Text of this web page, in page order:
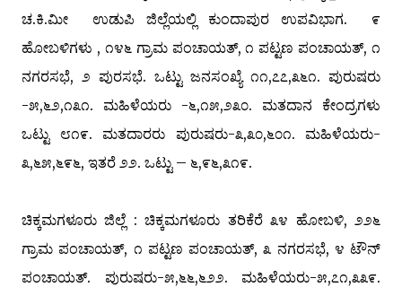
ಚ.ಕಿ.ಮೀ ಉಡುಪಿ ಜಿಲ್ಲೆಯಲ್ಲಿ ಕುಂದಾಪುರ ಉಪವಿಭಾಗ. ೯
ಹೋಬಳಿಗಳು , ೧೪೬ ಗ್ರಾಮ ಪಂಚಾಯತ್, ೧ ಪಟ್ಟಣ ಪಂಚಾಯತ್, ೧
ನಗರಸಭೆ, ೨ ಪುರಸಭೆ. ಒಟ್ಟು ಜನಸಂಖ್ಯೆ ೧೧,೭೭,೩೬೧. ಪುರುಷರು
-೫,೬೨,೧೩೧. ಮಹಿಳೆಯರು -೬,೧೫,೨೩೦. ಮತದಾನ ಕೇಂದ್ರಗಳು
ಒಟ್ಟು ೮೧೯. ಮತದಾರರು ಪುರುಷರು-೩,೩೦,೬೦೧. ಮಹಿಳೆಯರು-
೩,೬೫,೬೯೬, ಇತರೆ ೨೨. ಒಟ್ಟು – ೬,೯೬,೩೧೯.
ಚಿಕ್ಕಮಗಳೂರು ಜಿಲ್ಲೆ : ಚಿಕ್ಕಮಗಳೂರು ತರಿಕೆರೆ ೩೪ ಹೋಬಳಿ, ೨೨೬
ಗ್ರಾಮ ಪಂಚಾಯತ್, ೧ ಪಟ್ಟಣ ಪಂಚಾಯತ್, ೩ ನಗರಸಭೆ, ೪ ಟೌನ್
ಪಂಚಾಯತ್. ಪುರುಷರು-೫,೬೬,೬೨೨. ಮಹಿಳೆಯರು-೫,೭೧,೩೩೯.